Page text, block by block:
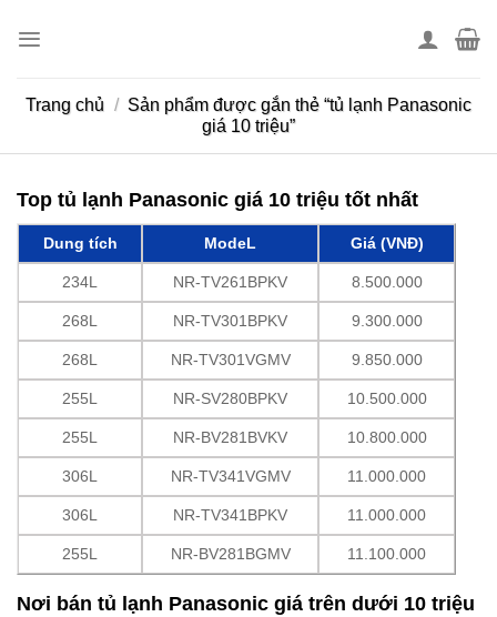
Trang chủ / Sản phẩm được gắn thẻ “tủ lạnh Panasonic
giá 10 triệu”
Top tủ lạnh Panasonic giá 10 triệu tốt nhất
Dung tích ModeL Giá (VNĐ)
234L NR-TV261BPKV 8.500.000
268L NR-TV301BPKV 9.300.000
268L NR-TV301VGMV 9.850.000
255L NR-SV280BPKV 10.500.000
255L NR-BV281BVKV 10.800.000
306L NR-TV341VGMV 11.000.000
306L NR-TV341BPKV 11.000.000
255L NR-BV281BGMV 11.100.000
Nơi bán tủ lạnh Panasonic giá trên dưới 10 triệu